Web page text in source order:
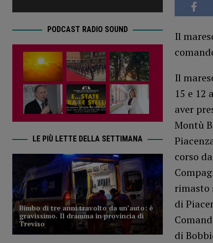
Il
Il
15 e 12
aver
Montù
corso
rimasto
di
di
PODCAST RADIO SOUND
LE PIÙ LETTE DELLA SETTIMANA